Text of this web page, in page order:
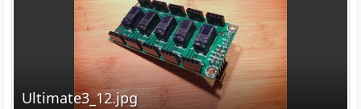
Ultimate3_12.jpg